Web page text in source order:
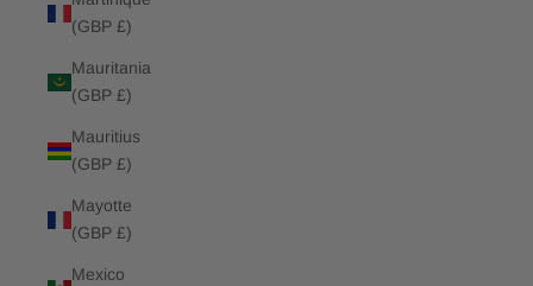
(GBP £)
Mauritania
(GBP £)
Mauritius
(GBP £)
Mayotte
(GBP £)
Mexico